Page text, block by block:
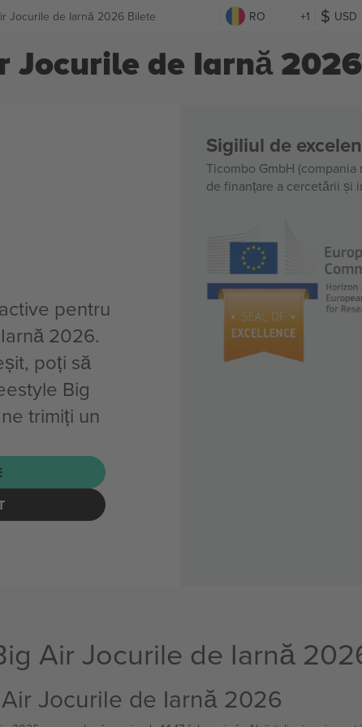
Jocurile de Iarnă 2026 Bilete RO +1 USD
Jocurile de Iarnă
pentru
2026.
poți să
Big
trimiți un
Sigiliul de
Ticombo GmbH
de finanțare a cercetării și
Air Jocurile de Iarnă
Jocurile de Iarnă 2026